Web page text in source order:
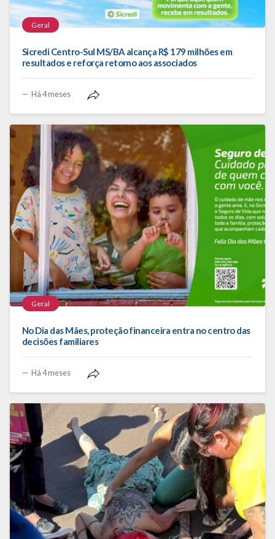
Geral
Sicredi Centro-Sul MS/BA alcança R$ 179 milhões em
resultados e reforça retorno aos associados
Há 4 meses
Geral
No Dia das Mães, proteção financeira entra no centro das
decisões familiares
Há 4 meses